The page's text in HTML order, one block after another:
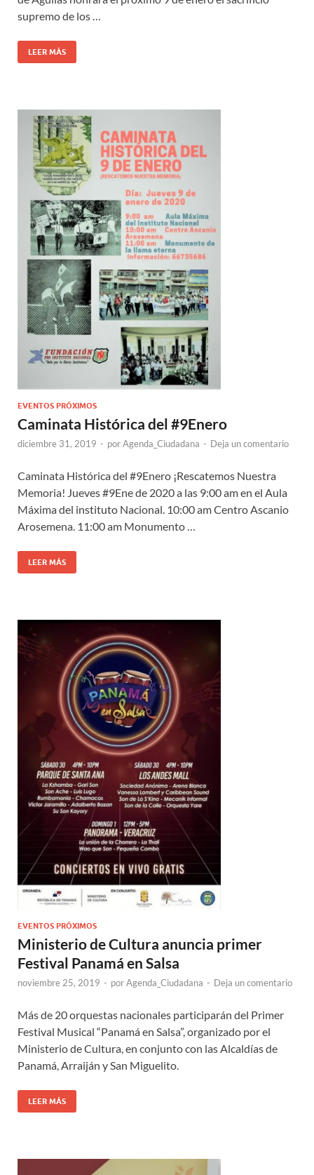
supremo de los …
LEER MÁS
EVENTOS PRÓXIMOS
Caminata Histórica del #9Enero
diciembre 31, 2019 - porAgenda_Ciudadana - Deja un comentario
Caminata Histórica del #9Enero ¡Rescatemos Nuestra
Memoria! Jueves #9Ene de 2020 a las 9:00 am en el Aula
Máxima del instituto Nacional. 10:00 am Centro Ascanio
Arosemena. 11:00 am Monumento …
LEER MÁS
EVENTOS PRÓXIMOS
Ministerio de Cultura anuncia primer
Festival Panamá en Salsa
noviembre 25, 2019 - porAgenda_Ciudadana - Deja un comentario
Más de 20 orquestas nacionales participarán del Primer
Festival Musical “Panamá en Salsa”, organizado por el
Ministerio de Cultura, en conjunto con las Alcaldías de
Panamá, Arraiján y San Miguelito.
LEER MÁS